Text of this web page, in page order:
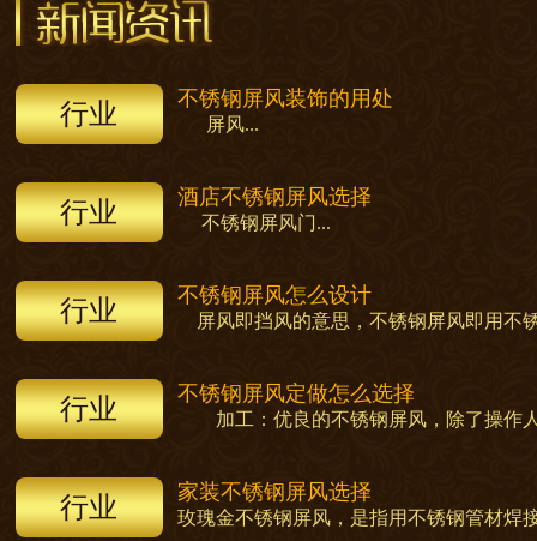
行业 不锈钢屏风装饰的用处
屏风...
行业 酒店不锈钢屏风选择
不锈钢屏风门...
行业 不锈钢屏风怎么设计
屏风即挡风的意思，不锈钢屏风即用不
行业 不锈钢屏风定做怎么选择
加工：优良的不锈钢屏风，除了操作
行业 家装不锈钢屏风选择
玫瑰金不锈钢屏风，是指用不锈钢管材焊